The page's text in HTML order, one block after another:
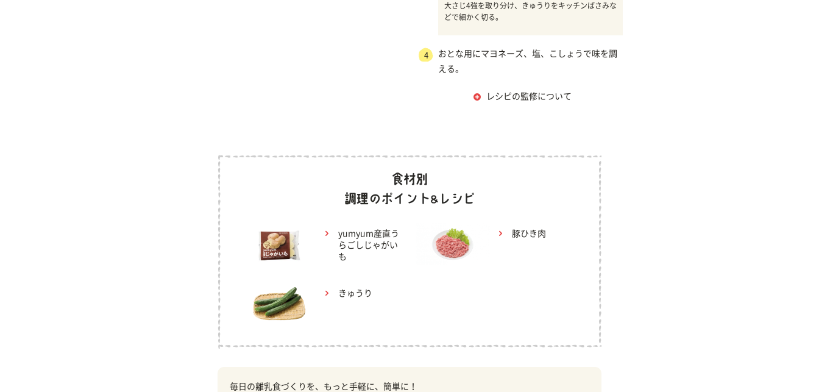
大さじ4強を取り分け、きゅうりをキッチンばさみな
どで細かく切る。
4
おとな用にマヨネーズ、塩、こしょうで味を調
える。
レシピの監修について
yumyum産直う
らごしじゃがい
も
豚ひき肉
きゅうり
毎日の離乳食づくりを、もっと手軽に、簡単に！